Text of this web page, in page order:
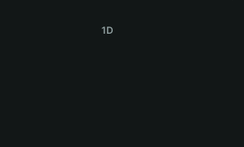
Español (Argentina)
1D